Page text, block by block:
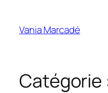
contenu
Vania Marcadé
Catégorie